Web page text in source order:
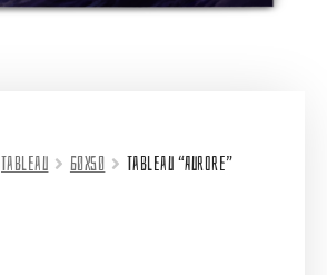
Tableau 60X50
Tableau “Aurore”